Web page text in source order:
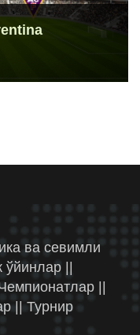
ва севимли
ўйинлар ||
||
|| Турнир